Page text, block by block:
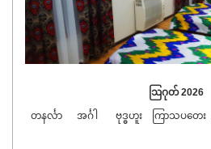
ဩဂုတ် 2026
တနင်္လာ အင်္ဂါ ဗုဒ္ဓဟူး ကြာသပတေး